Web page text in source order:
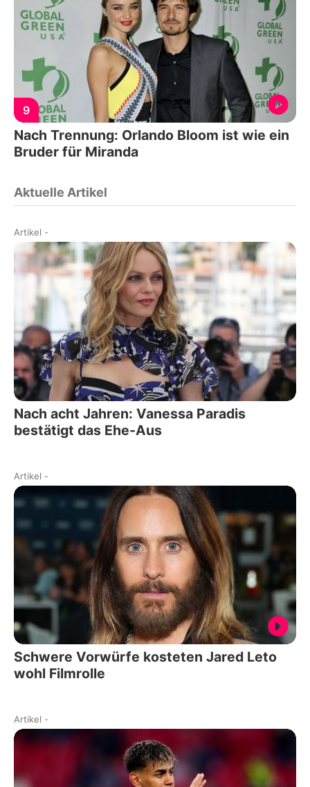
9
Nach Trennung: Orlando Bloom ist wie ein
Bruder für Miranda
Aktuelle Artikel
Artikel -
Nach acht Jahren: Vanessa Paradis
bestätigt das Ehe-Aus
Artikel -
Schwere Vorwürfe kosteten Jared Leto
wohl Filmrolle
Artikel -